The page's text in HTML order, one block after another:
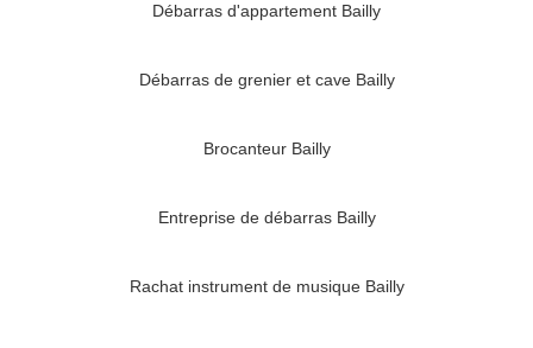
Débarras d'appartement Bailly
Débarras de grenier et cave Bailly
Brocanteur Bailly
Entreprise de débarras Bailly
Rachat instrument de musique Bailly